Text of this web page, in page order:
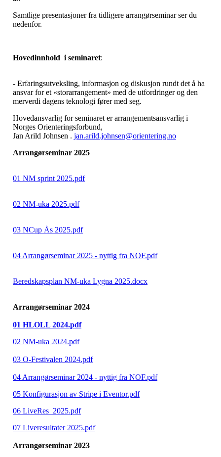
Samtlige presentasjoner fra tidligere arrangørseminar ser du
nedenfor.
Hovedinnhold i seminaret:
- Erfaringsutveksling, informasjon og diskusjon rundt det å ha
ansvar for et «storarrangement» med de utfordringer og den
merverdi dagens teknologi fører med seg.
Hovedansvarlig for seminaret er arrangementsansvarlig i
Norges Orienteringsforbund,
Jan Arild Johnsen . jan.arild.johnsen@orientering.no
Arrangørseminar 2025
01 NM sprint 2025.pdf
02 NM-uka 2025.pdf
03 NCup Ås 2025.pdf
04 Arrangørseminar 2025 - nyttig fra NOF.pdf
Beredskapsplan NM-uka Lygna 2025.docx
Arrangørseminar 2024
01 HLOLL 2024.pdf
02 NM-uka 2024.pdf
03 O-Festivalen 2024.pdf
04 Arrangørseminar 2024 - nyttig fra NOF.pdf
05 Konfigurasjon av Stripe i Eventor.pdf
06 LiveRes_2025.pdf
07 Liveresultater 2025.pdf
Arrangørseminar 2023